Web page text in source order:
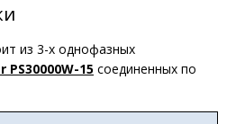
из 3-х однофазных
PS30000W-15 соединенных по